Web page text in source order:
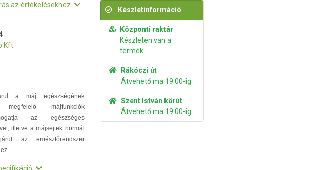
az értékelésekhez
Kft.
a máj egészségének
májfunkciók
az egészséges
illetve a májsejtek normál
az emésztőrendszer
Készletinformáció
Központi raktár
Készleten van a
termék
Rákóczi út
Átvehető ma 19:00-ig
Szent István körút
Átvehető ma 19:00-ig